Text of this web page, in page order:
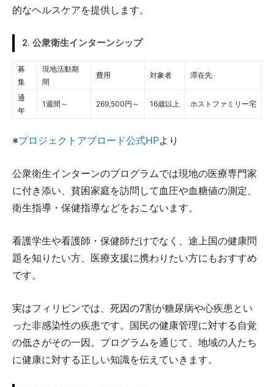
的なヘルスケアを提供します。
2. 公衆衛生インターンシップ
募
集
現地活動期
間
費用 対象者 滞在先
通
年
1週間～ 269,500円～ 16歳以上 ホストファミリー宅
※プロジェクトアブロード公式HPより
公衆衛生インターンのプログラムでは現地の医療専門家
に付き添い、貧困家庭を訪問して血圧や血糖値の測定、
衛生指導・保健指導などをおこないます。
看護学生や看護師・保健師だけでなく、途上国の健康問
題を知りたい方、医療支援に携わりたい方にもおすすめ
です。
実はフィリピンでは、死因の7割が糖尿病や心疾患とい
った非感染性の疾患です。国民の健康管理に対する自覚
の低さがその一因。プログラムを通じて、地域の人たち
に健康に対する正しい知識を伝えていきます。